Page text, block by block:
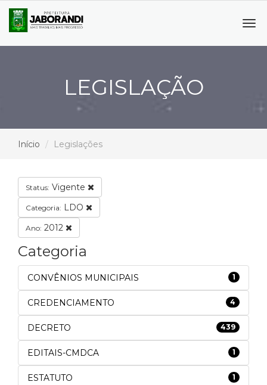
LEGISLAÇÃO
Início Legislações
Status: Vigente
Categoria: LDO
Ano: 2012
Categoria
CONVÊNIOS MUNICIPAIS 1
CREDENCIAMENTO 4
DECRETO 439
EDITAIS-CMDCA 1
ESTATUTO 1